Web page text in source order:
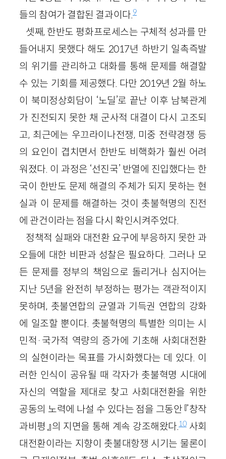
들의 참여가 결합된 결과이다.9
셋째, 한반도 평화프로세스는 구체적 성과를 만
들어내지 못했다 해도 2017년 하반기 일촉즉발
의 위기를 관리하고 대화를 통해 문제를 해결할
수 있는 기회를 제공했다. 다만 2019년 2월 하노
이 북미정상회담이 ‘노딜’로 끝난 이후 남북관계
가 진전되지 못한 채 군사적 대결이 다시 고조되
고, 최근에는 우끄라이나전쟁, 미중 전략경쟁 등
의 요인이 겹치면서 한반도 비핵화가 훨씬 어려
워졌다. 이 과정은 ‘선진국’ 반열에 진입했다는 한
국이 한반도 문제 해결의 주체가 되지 못하는 현
실과 이 문제를 해결하는 것이 촛불혁명의 진전
에 관건이라는 점을 다시 확인시켜주었다.
정책적 실패와 대전환 요구에 부응하지 못한 과
오들에 대한 비판과 성찰은 필요하다. 그러나 모
든 문제를 정부의 책임으로 돌리거나 심지어는
지난 5년을 완전히 부정하는 평가는 객관적이지
못하며, 촛불연합의 균열과 기득권 연합의 강화
에 일조할 뿐이다. 촛불혁명의 특별한 의미는 시
민적·국가적 역량의 증가에 기초해 사회대전환
의 실현이라는 목표를 가시화했다는 데 있다. 이
러한 인식이 공유될 때 각자가 촛불혁명 시대에
자신의 역할을 제대로 찾고 사회대전환을 위한
공동의 노력에 나설 수 있다는 점을 그동안 『창작
과비평』의 지면을 통해 계속 강조해왔다.10사회
대전환이라는 지향이 촛불대항쟁 시기는 물론이